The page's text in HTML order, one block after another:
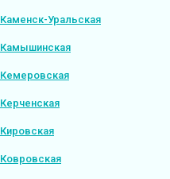
Каменск-Уральская
Камышинская
Кемеровская
Керченская
Кировская
Ковровская